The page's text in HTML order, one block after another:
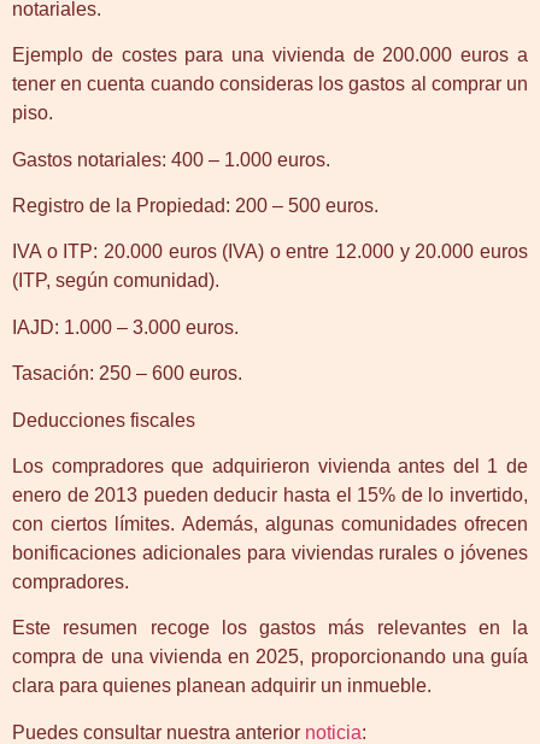
notariales.
Ejemplo de costes para una vivienda de 200.000 euros a
tener en cuenta cuando consideras los gastos al comprar un
piso.
Gastos notariales: 400 – 1.000 euros.
Registro de la Propiedad: 200 – 500 euros.
IVA o ITP: 20.000 euros (IVA) o entre 12.000 y 20.000 euros
(ITP, según comunidad).
IAJD: 1.000 – 3.000 euros.
Tasación: 250 – 600 euros.
Deducciones fiscales
Los compradores que adquirieron vivienda antes del 1 de
enero de 2013 pueden deducir hasta el 15% de lo invertido,
con ciertos límites. Además, algunas comunidades ofrecen
bonificaciones adicionales para viviendas rurales o jóvenes
compradores.
Este resumen recoge los gastos más relevantes en la
compra de una vivienda en 2025, proporcionando una guía
clara para quienes planean adquirir un inmueble.
Puedes consultar nuestra anterior noticia: